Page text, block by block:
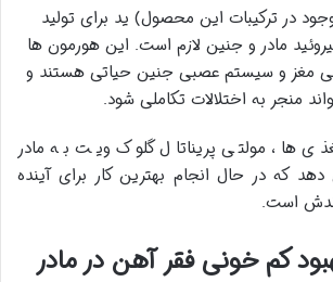
در ترکیبات این محصول) ید برای تولید
مادر و جنین لازم است. این هورمون ها
مغز و سیستم عصبی جنین حیاتی هستند و
منجر به اختلالات تکاملی شود.
ها، مولتی پریناتال گلوک ویت به مادر
که در حال انجام بهترین کار برای آینده
است.
کم خونی فقر آهن در مادر